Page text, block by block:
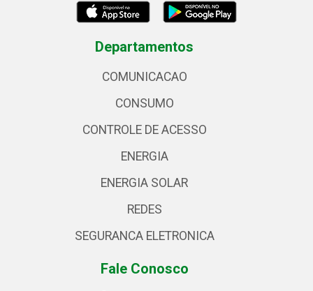
Departamentos
COMUNICACAO
CONSUMO
CONTROLE DE ACESSO
ENERGIA
ENERGIA SOLAR
REDES
SEGURANCA ELETRONICA
Fale Conosco